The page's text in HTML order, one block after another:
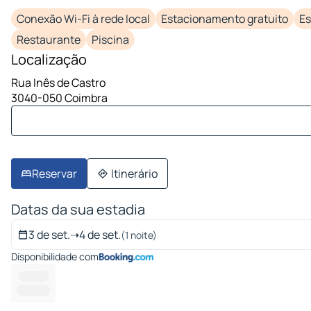
Conexão Wi-Fi à rede local Estacionamento gratuito
Restaurante
Piscina
Localização
Rua Inês de Castro
3040-050 Coimbra
Reservar Itinerário
Datas da sua estadia
3 de set.➝4 de set.(1 noite)
Disponibilidade com